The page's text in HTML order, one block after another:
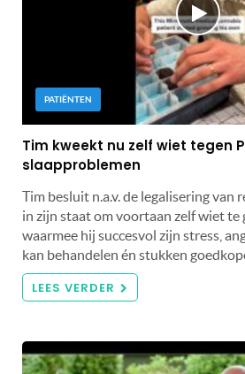
PATIËNTEN
Tim kweekt nu zelf wiet tegen
slaapproblemen
Tim besluit n.a.v. de legalisering van
in zijn staat om voortaan zelf wiet te
waarmee hij succesvol zijn stress,
kan behandelen én stukken
LEES VERDER